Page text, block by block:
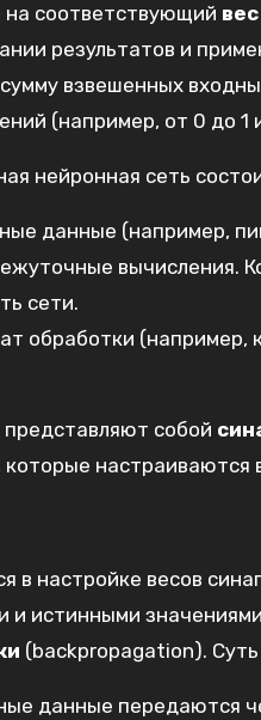
на соответствующий вес
результатов и
взвешенных
(например‚ от 0 до 1
нейронная сеть
данные (например‚
вычисления.
сети.
обработки
собой
настраиваются
в настройке весов
истинными
(backpropagation).
данные передаются